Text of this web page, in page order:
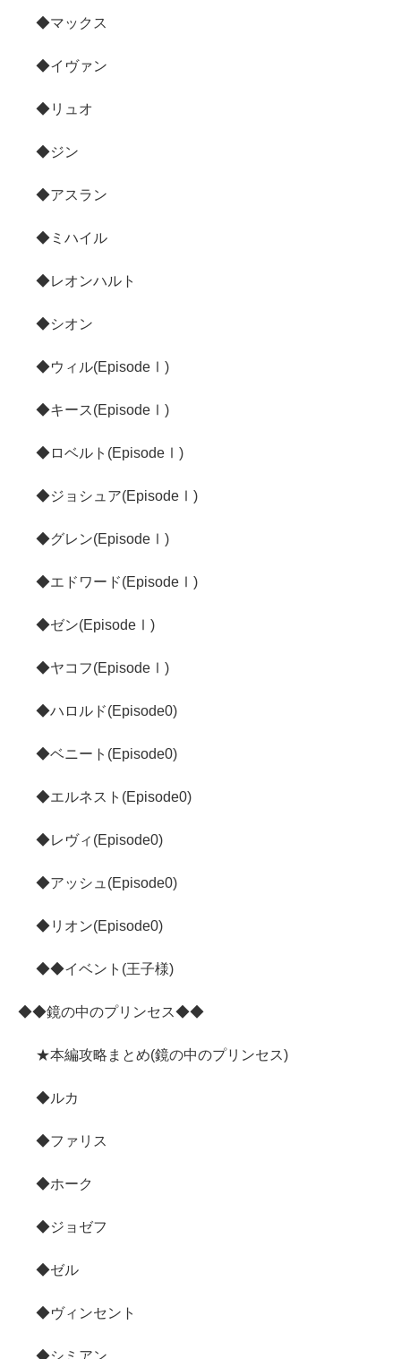
◆マックス
◆イヴァン
◆リュオ
◆ジン
◆アスラン
◆ミハイル
◆レオンハルト
◆シオン
◆ウィル(EpisodeⅠ)
◆キース(EpisodeⅠ)
◆ロベルト(EpisodeⅠ)
◆ジョシュア(EpisodeⅠ)
◆グレン(EpisodeⅠ)
◆エドワード(EpisodeⅠ)
◆ゼン(EpisodeⅠ)
◆ヤコフ(EpisodeⅠ)
◆ハロルド(Episode0)
◆ベニート(Episode0)
◆エルネスト(Episode0)
◆レヴィ(Episode0)
◆アッシュ(Episode0)
◆リオン(Episode0)
◆◆イベント(王子様)
◆◆鏡の中のプリンセス◆◆
★本編攻略まとめ(鏡の中のプリンセス)
◆ルカ
◆ファリス
◆ホーク
◆ジョゼフ
◆ゼル
◆ヴィンセント
◆シミアン